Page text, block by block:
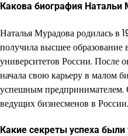
Какова биография Натальи
Наталья Мурадова родилась в
получила высшее
университетов России. После
начала свою карьеру в малом
успешным предпринимателем.
ведущих бизнесменов в России.
Какие секреты успеха